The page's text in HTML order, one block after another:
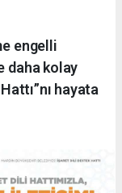
engelli
daha kolay
hayata